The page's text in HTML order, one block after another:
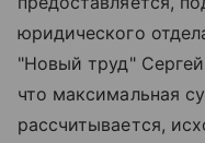
юридического
"Новый труд"
что максимальная
рассчитывается,